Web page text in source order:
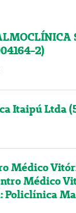
2)
Itaipú Ltda
Médico
Médico
Policlínica